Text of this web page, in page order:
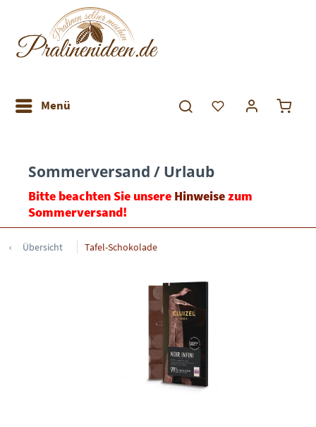
Menü
Sommerversand / Urlaub
Bitte beachten Sie unsere Hinweisezum
Sommerversand!
Übersicht Tafel-Schokolade